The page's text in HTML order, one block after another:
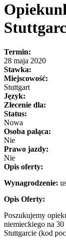
Termin:
28 maja 2020
Stawka:
Miejscowość:
Stuttgart
Język:
Zlecenie dla:
Status:
Nowa
Osoba paląca:
Nie
Prawo jazdy:
Nie
Opis oferty:
Wynagrodzenie:
Opis Oferty:
Poszukujemy
niemieckiego na
Stuttgarcie (kod